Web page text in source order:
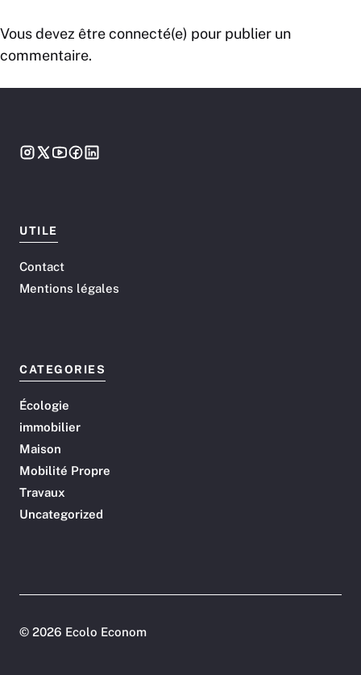
Vous devez être connecté(e) pour publier un
commentaire.
UTILE
Contact
Mentions légales
CATEGORIES
Écologie
immobilier
Maison
Mobilité Propre
Travaux
Uncategorized
© 2026 Ecolo Econom